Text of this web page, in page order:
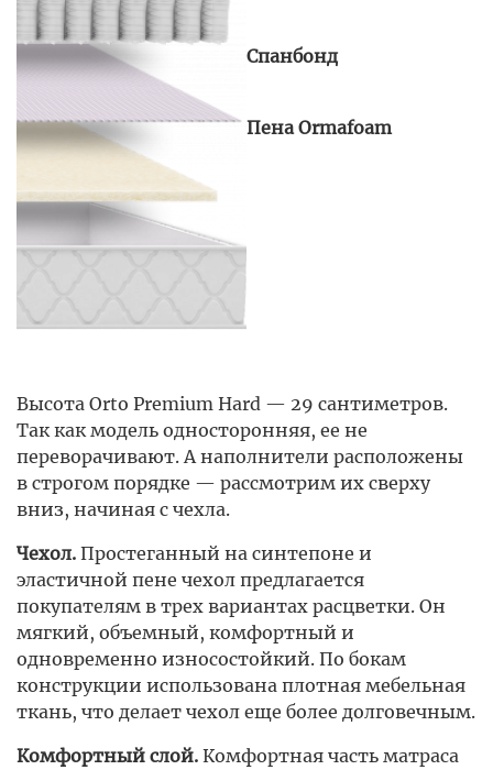
Пена Ormafoam
Спанбонд
Высота Orto Premium Hard — 29 сантиметров.
Так как модель односторонняя, ее не
переворачивают. А наполнители расположены
в строгом порядке — рассмотрим их сверху
вниз, начиная с чехла.
Чехол. Простеганный на синтепоне и
эластичной пене чехол предлагается
покупателям в трех вариантах расцветки. Он
мягкий, объемный, комфортный и
одновременно износостойкий. По бокам
конструкции использована плотная мебельная
ткань, что делает чехол еще более долговечным.
Комфортный слой. Комфортная часть матраса